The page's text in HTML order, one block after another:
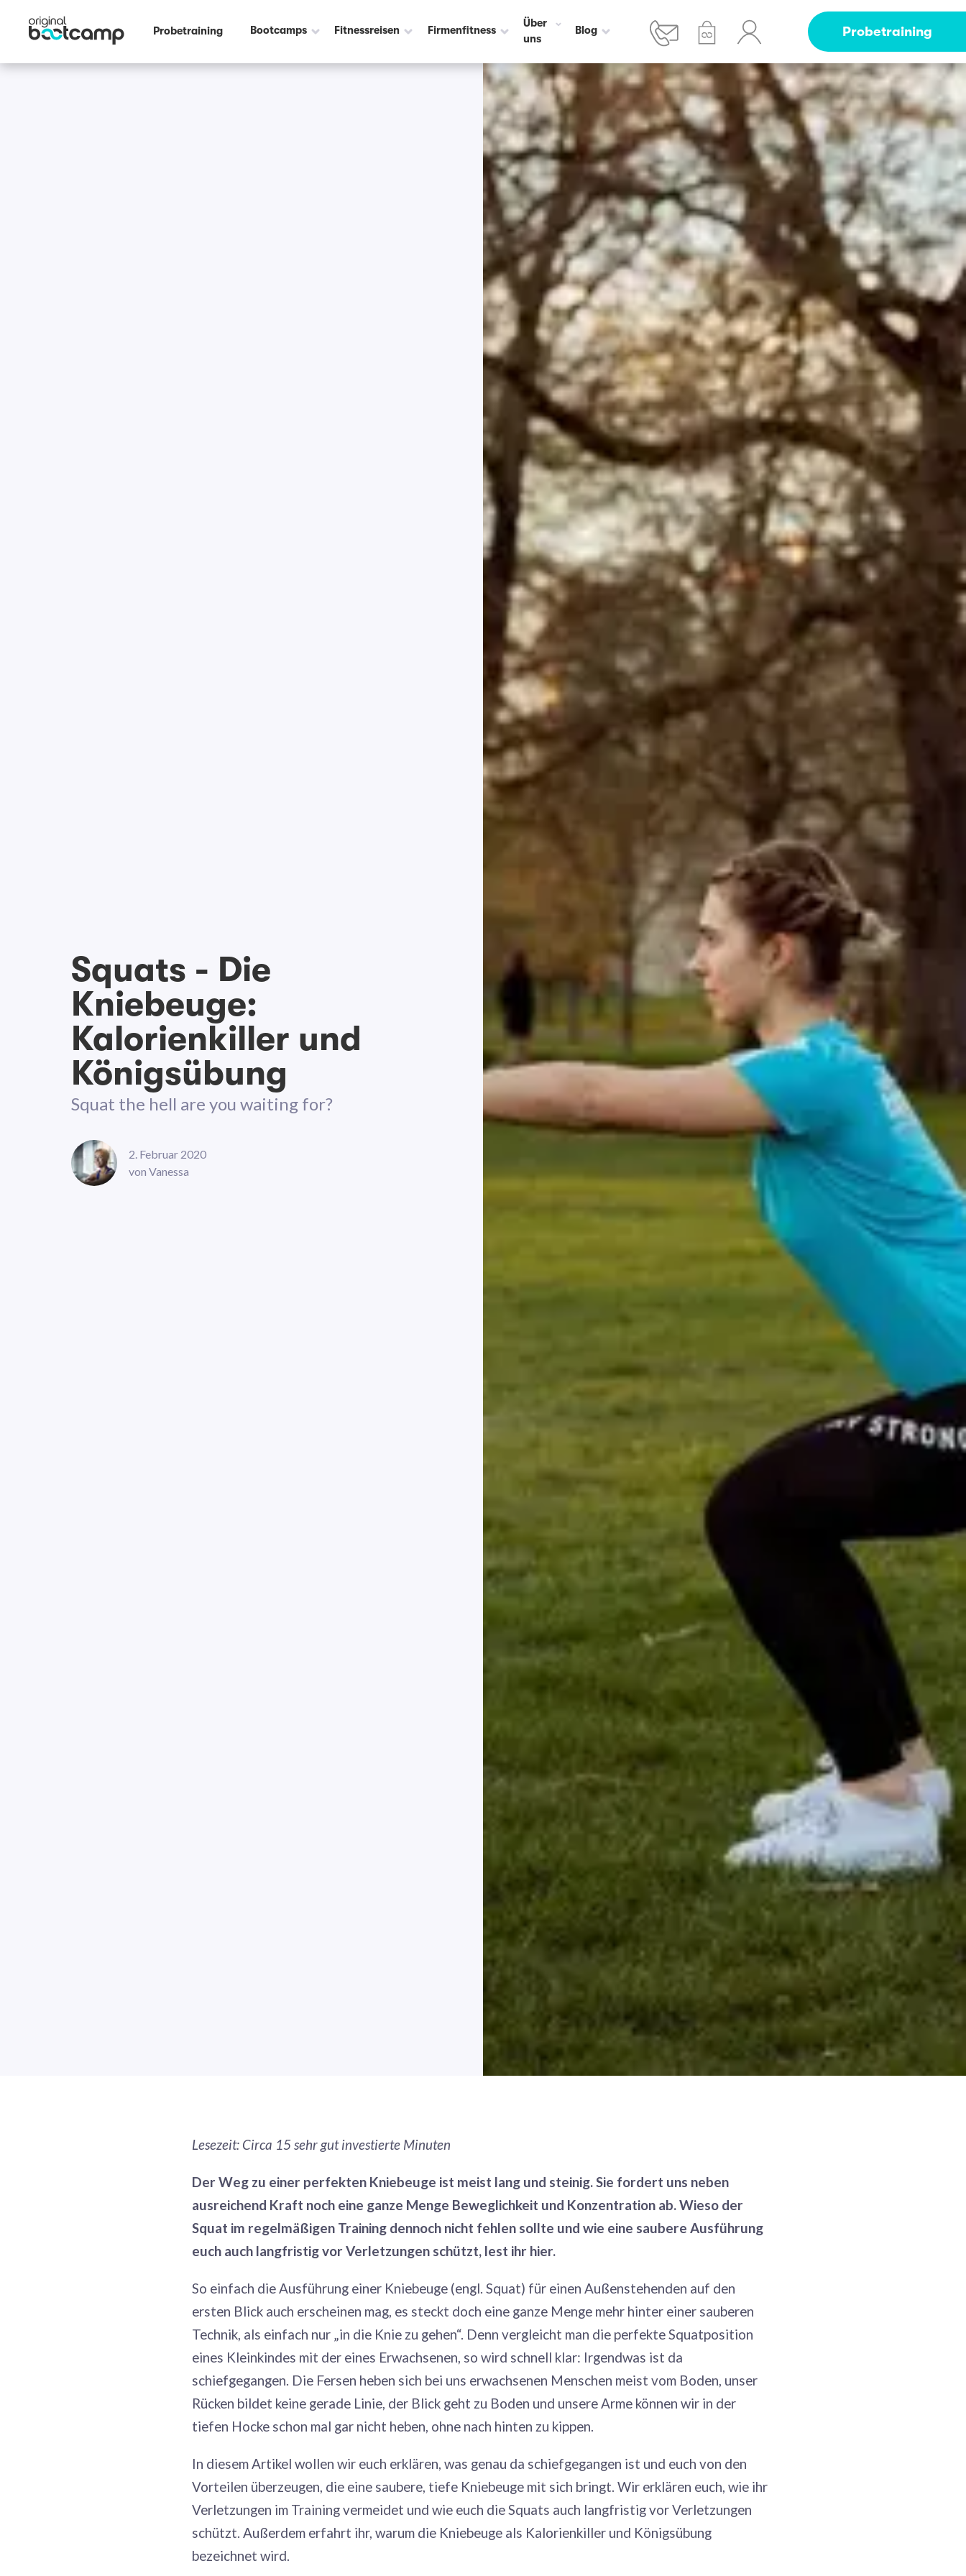
Probetraining Bootcamps Fitnessreisen Firmenfitness
Über
uns
Blog Probetraining
Squats - Die
Kniebeuge:
Kalorienkiller und
Königsübung
Squat the hell are you waiting for?
2. Februar 2020
von Vanessa
Lesezeit: Circa 15 sehr gut investierte Minuten
Der Weg zu einer perfekten Kniebeuge ist meist lang und steinig. Sie fordert uns neben
ausreichend Kraft noch eine ganze Menge Beweglichkeit und Konzentration ab. Wieso der
Squat im regelmäßigen Training dennoch nicht fehlen sollte und wie eine saubere Ausführung
euch auch langfristig vor Verletzungen schützt, lest ihr hier.
So einfach die Ausführung einer Kniebeuge (engl. Squat) für einen Außenstehenden auf den
ersten Blick auch erscheinen mag, es steckt doch eine ganze Menge mehr hinter einer sauberen
Technik, als einfach nur „in die Knie zu gehen“. Denn vergleicht man die perfekte Squatposition
eines Kleinkindes mit der eines Erwachsenen, so wird schnell klar: Irgendwas ist da
schiefgegangen. Die Fersen heben sich bei uns erwachsenen Menschen meist vom Boden, unser
Rücken bildet keine gerade Linie, der Blick geht zu Boden und unsere Arme können wir in der
tiefen Hocke schon mal gar nicht heben, ohne nach hinten zu kippen.
In diesem Artikel wollen wir euch erklären, was genau da schiefgegangen ist und euch von den
Vorteilen überzeugen, die eine saubere, tiefe Kniebeuge mit sich bringt. Wir erklären euch, wie ihr
Verletzungen im Training vermeidet und wie euch die Squats auch langfristig vor Verletzungen
schützt. Außerdem erfahrt ihr, warum die Kniebeuge als Kalorienkiller und Königsübung
bezeichnet wird.